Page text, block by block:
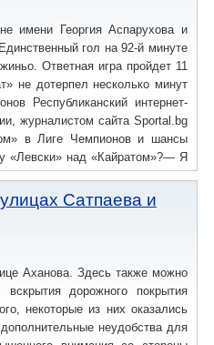
имени Георгия Аспарухова и
гол на 92-й минуте
Ответная игра пройдет 11
не дотерпел несколько минут
Республиканский интернет-
журналистом сайта Sportal.bg
в Лиге Чемпионов и шансы
«Левски» над «Кайратом»?— Я
Хулио Веласкеса будет
Сатпаева и
Аханова. Здесь также можно
дорожного покрытия
некоторые из них оказались
неудобства для